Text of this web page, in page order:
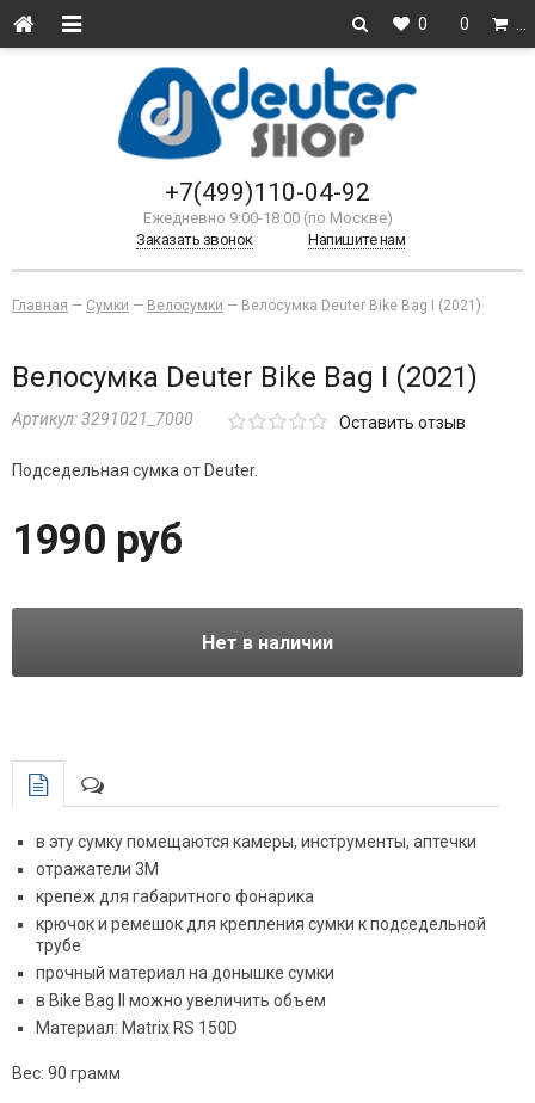
0 0
+7(499)110-04-92
Ежедневно 9:00-18:00 (по Москве)
Заказать звонок
Напишите нам
Главная — Сумки — Велосумки — Велосумка Deuter Bike Bag I (2021)
Велосумка Deuter Bike Bag I (2021)
Артикул:3291021_7000 Оставить отзыв
Подседельная сумка от Deuter.
1990 руб
Нет в наличии
в эту сумку помещаются камеры, инструменты, аптечки
отражатели 3M
крепеж для габаритного фонарика
крючок и ремешок для крепления сумки к подседельной
трубе
прочный материал на донышке сумки
в Bike Bag II можно увеличить объем
Материал: Matrix RS 150D
Вес: 90 грамм